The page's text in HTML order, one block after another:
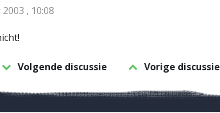
, 10:08
Volgende discussie Vorige discussie